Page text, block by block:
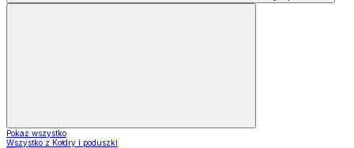
Pokaż wszystko
Wszystko z Kołdry i poduszki